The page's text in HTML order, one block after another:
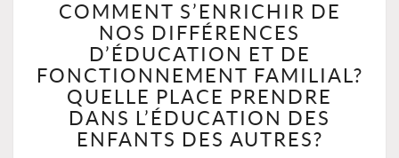
S’ENRICHIR
DE
NOS
DIFFÉRENCES
D’ÉDUCATION
ET
DE
FONCTIONNEMENT
COMMENT S’ENRICHIR DE
NOS DIFFÉRENCES
D’ÉDUCATION ET DE
FONCTIONNEMENT FAMILIAL?
QUELLE PLACE PRENDRE
DANS L’ÉDUCATION DES
ENFANTS DES AUTRES?